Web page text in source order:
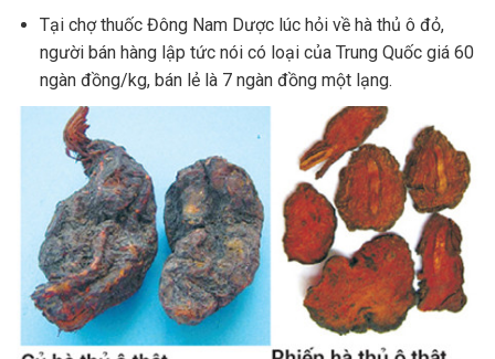
Tại chợ thuốc Đông Nam Dược lúc hỏi về hà thủ ô đỏ,
người bán hàng lập tức nói có loại của Trung Quốc giá 60
ngàn đồng/kg, bán lẻ là 7 ngàn đồng một lạng.